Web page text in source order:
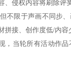
侵权内容将刷除评
不限于声画不同步
接、创作度低/内容
，当轮所有活动作